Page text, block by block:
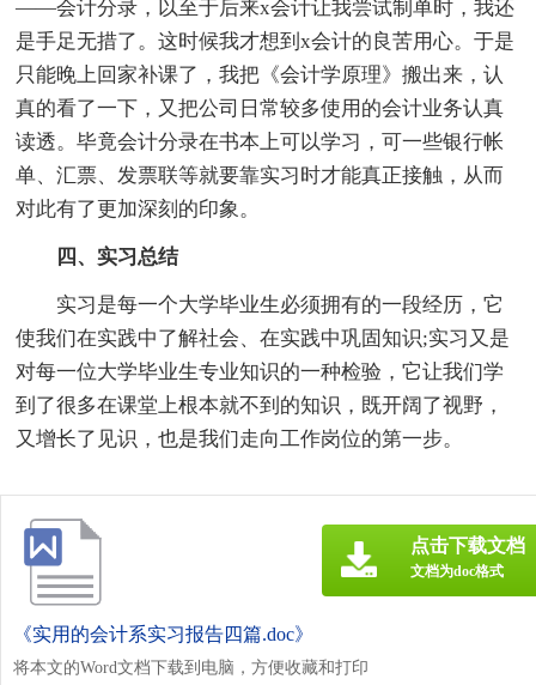
——会计分录，以至于后来x会计让我尝试制单时，我还
是手足无措了。这时候我才想到x会计的良苦用心。于是
只能晚上回家补课了，我把《会计学原理》搬出来，认
真的看了一下，又把公司日常较多使用的会计业务认真
读透。毕竟会计分录在书本上可以学习，可一些银行帐
单、汇票、发票联等就要靠实习时才能真正接触，从而
对此有了更加深刻的印象。
四、实习总结
实习是每一个大学毕业生必须拥有的一段经历，它
使我们在实践中了解社会、在实践中巩固知识;实习又是
对每一位大学毕业生专业知识的一种检验，它让我们学
到了很多在课堂上根本就不到的知识，既开阔了视野，
又增长了见识，也是我们走向工作岗位的第一步。
《实用的会计系实习报告四篇.doc》
将本文的Word文档下载到电脑，方便收藏和打印
点击下载文档
文档为doc格式